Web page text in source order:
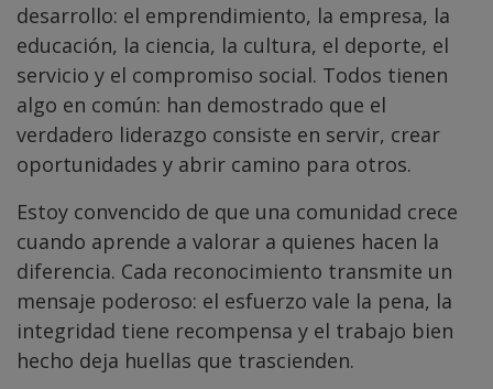
desarrollo: el emprendimiento, la empresa, la
educación, la ciencia, la cultura, el deporte, el
servicio y el compromiso social. Todos tienen
algo en común: han demostrado que el
verdadero liderazgo consiste en servir, crear
oportunidades y abrir camino para otros.
Estoy convencido de que una comunidad crece
cuando aprende a valorar a quienes hacen la
diferencia. Cada reconocimiento transmite un
mensaje poderoso: el esfuerzo vale la pena, la
integridad tiene recompensa y el trabajo bien
hecho deja huellas que trascienden.